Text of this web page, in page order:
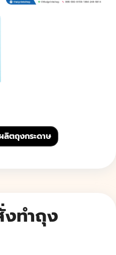
ลิตถุงกระดาษ
ทําถุง